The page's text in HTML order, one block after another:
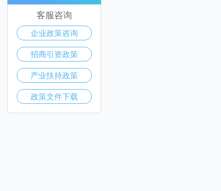
客服咨询
企业政策咨询
招商引资政策
产业扶持政策
政策文件下载